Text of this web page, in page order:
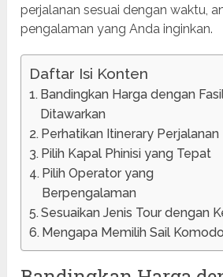
perjalanan sesuai dengan waktu,
pengalaman yang Anda inginkan.
Daftar Isi Konten
Bandingkan Harga dengan
Ditawarkan
Perhatikan Itinerary Perjalanan
Pilih Kapal Phinisi yang Tepat
Pilih Operator yang
Berpengalaman
Sesuaikan Jenis Tour dengan
Mengapa Memilih Sail